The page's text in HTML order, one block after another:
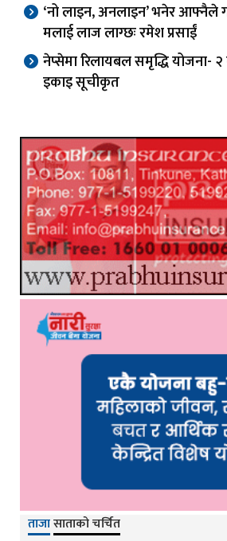
‘नो लाइन, अनलाइन’ भनेर आफ्नैले
मलाई लाज लाग्छः रमेश प्रसाईं
नेप्सेमा रिलायबल समृद्धि योजना-
इकाइ सूचीकृत
ताजासाताको चर्चित